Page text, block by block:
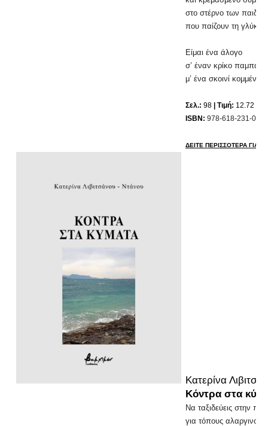
στο στέρνο των
που παίζουν τη γλύκα
Είμαι ένα άλογο
σ’ έναν κρίκο
μ’ ένα σκοινί κομμένο
Σελ.: 98 | Τιμή: 12.72
ISBN: 978-618-231-
ΔΕΙΤΕ ΠΕΡΙΣΣΟΤΕΡΑ ΓΙΑ
Κατερίνα
Κόντρα στα
Να ταξιδεύεις στην
για τόπους αλαργινούς